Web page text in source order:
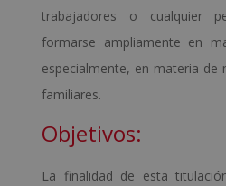
trabajadores o cualquier
formarse ampliamente en
especialmente, en materia de
familiares.
Objetivos:
La finalidad de esta